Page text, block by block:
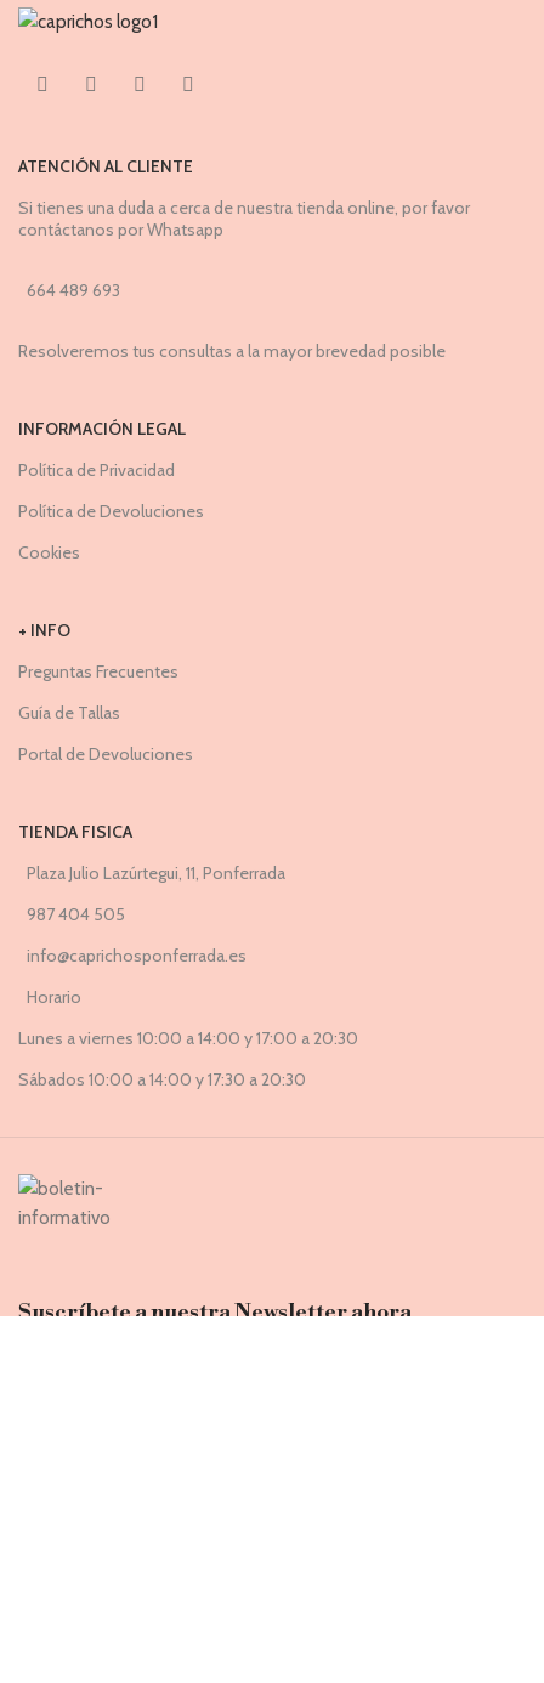
ATENCIÓN AL CLIENTE
Si tienes una duda a cerca de nuestra tienda online, por favor
contáctanos por Whatsapp
664 489 693
Resolveremos tus consultas a la mayor brevedad posible
INFORMACIÓN LEGAL
Política de Privacidad
Política de Devoluciones
Cookies
+ INFO
Preguntas Frecuentes
Guía de Tallas
Portal de Devoluciones
TIENDA FISICA
Plaza Julio Lazúrtegui, 11, Ponferrada
987 404 505
info@caprichosponferrada.es
Horario
Lunes a viernes 10:00 a 14:00 y 17:00 a 20:30
Sábados 10:00 a 14:00 y 17:30 a 20:30
Suscríbete a nuestra Newsletter ahora